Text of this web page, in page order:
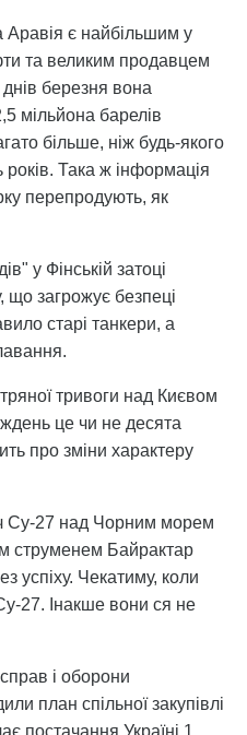
Аравія є найбільшим у
та великим продавцем
березня вона
мільйона барелів
більше, ніж будь-якого
років. Така ж інформація
перепродують, як
у Фінській затоці
що загрожує безпеці
старі танкери, а
тривоги над Києвом
це чи не десята
про зміни характеру
Су-27 над Чорним морем
струменем Байрактар
успіху. Чекатиму, коли
27. Інакше вони ся не
і оборони
план спільної закупівлі
постачання Україні 1